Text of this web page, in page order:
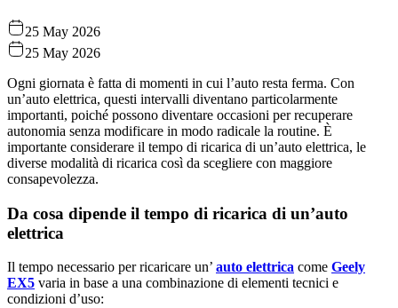
25 May 2026
25 May 2026
Ogni giornata è fatta di momenti in cui l’auto resta ferma. Con
un’auto elettrica, questi intervalli diventano particolarmente
importanti, poiché possono diventare occasioni per recuperare
autonomia senza modificare in modo radicale la routine. È
importante considerare il tempo di ricarica di un’auto elettrica, le
diverse modalità di ricarica così da scegliere con maggiore
consapevolezza.
Da cosa dipende il tempo di ricarica di un’auto
elettrica
Il tempo necessario per ricaricare un’ auto elettrica come Geely
EX5 varia in base a una combinazione di elementi tecnici e
condizioni d’uso: